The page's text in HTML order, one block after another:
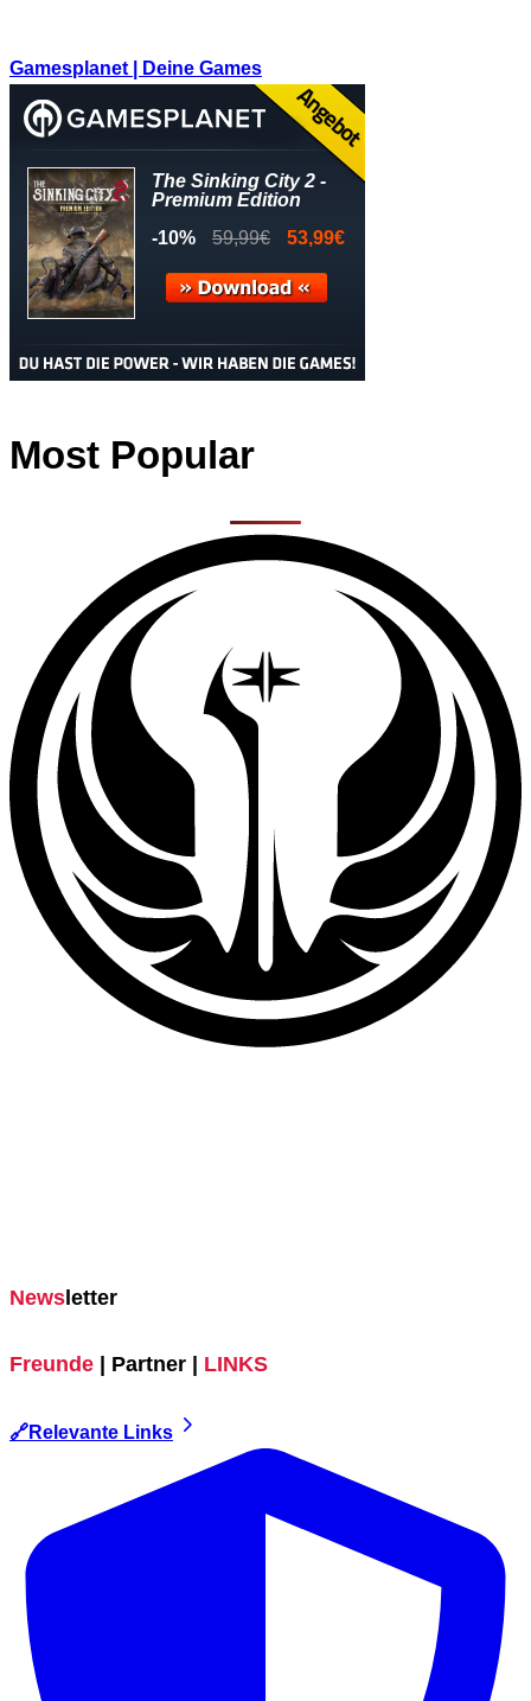
Gamesplanet | Deine Games
Most Popular
Newsletter
Freunde | Partner | LINKS
🔗Relevante Links